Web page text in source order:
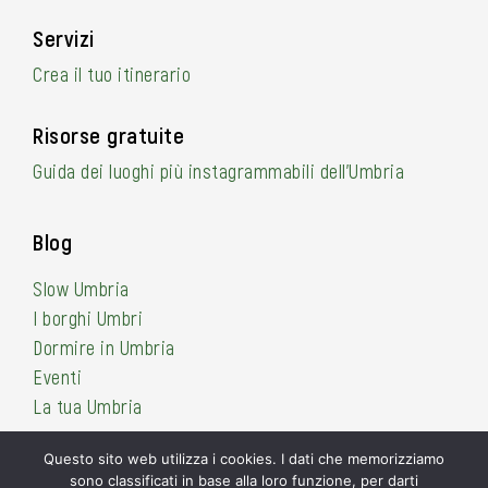
Servizi
Crea il tuo itinerario
Risorse gratuite
Guida dei luoghi più instagrammabili dell’Umbria
Blog
Slow Umbria
I borghi Umbri
Dormire in Umbria
Eventi
La tua Umbria
Questo sito web utilizza i cookies. I dati che memorizziamo
sono classificati in base alla loro funzione, per darti